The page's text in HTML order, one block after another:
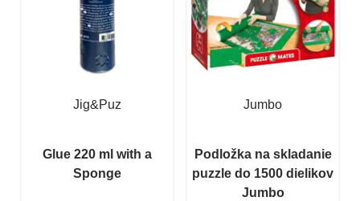
Jig&Puz
Glue 220 ml with a
Sponge
Jumbo
Podložka na skladanie
puzzle do 1500 dielikov
Jumbo